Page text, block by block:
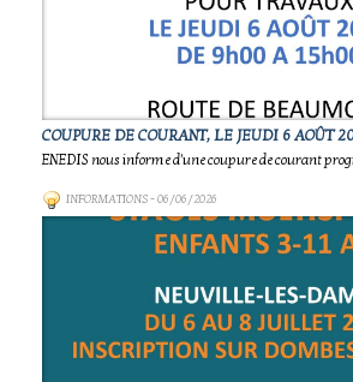
COUPURE DE COURANT, LE JEUDI 6 AOÛT
ENEDIS nous informe d'une coupure de courant
INFORMATIONS- 06/06/2026